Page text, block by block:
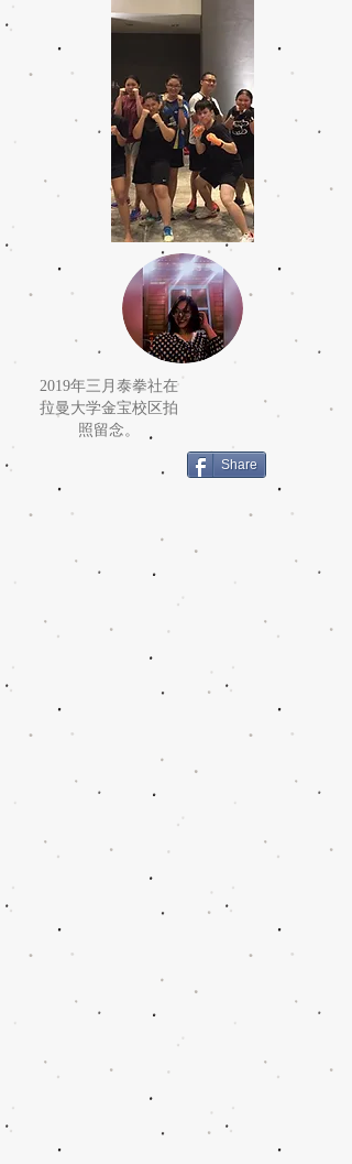
2019年三月泰拳社在
拉曼大学金宝校区拍
照留念。
Share